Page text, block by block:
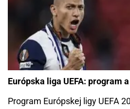
Európska liga UEFA: program
Program Európskej ligy UEFA